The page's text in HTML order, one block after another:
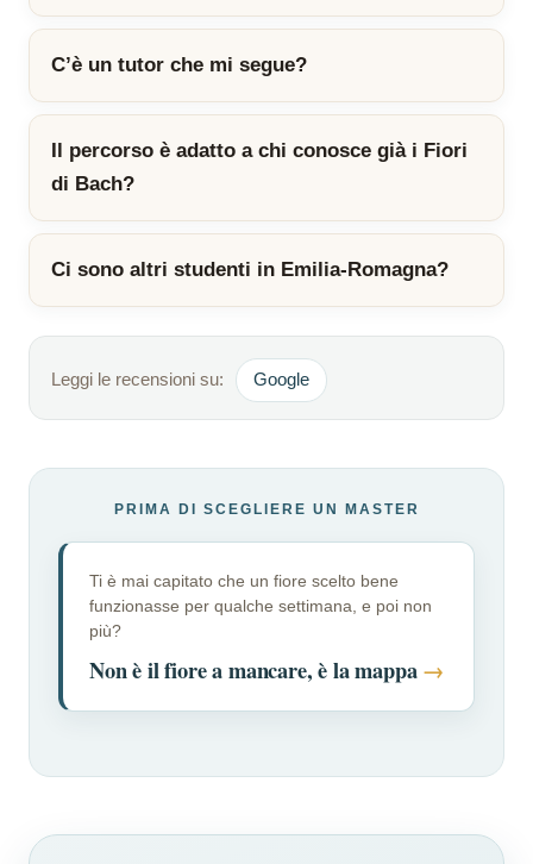
C’è un tutor che mi segue?
Il percorso è adatto a chi conosce già i Fiori
di Bach?
Ci sono altri studenti in Emilia-Romagna?
Leggi le recensioni su: Google
PRIMA DI SCEGLIERE UN MASTER
Ti è mai capitato che un fiore scelto bene
funzionasse per qualche settimana, e poi non
più?
Non è il fiore a mancare, è la mappa→